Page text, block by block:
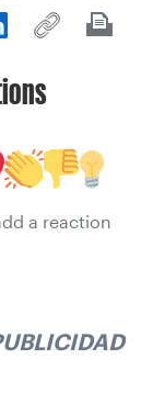
a reaction